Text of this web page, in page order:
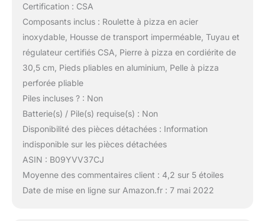
Certification : CSA
Composants inclus : Roulette à pizza en acier
inoxydable, Housse de transport imperméable, Tuyau et
régulateur certifiés CSA, Pierre à pizza en cordiérite de
30,5 cm, Pieds pliables en aluminium, Pelle à pizza
perforée pliable
Piles incluses ? : Non
Batterie(s) / Pile(s) requise(s) : Non
Disponibilité des pièces détachées : Information
indisponible sur les pièces détachées
ASIN : B09YVV37CJ
Moyenne des commentaires client : 4,2 sur 5 étoiles
Date de mise en ligne sur Amazon.fr : 7 mai 2022